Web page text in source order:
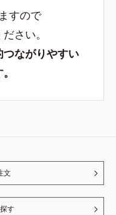
すので
さい。
ながりやすい
文
す